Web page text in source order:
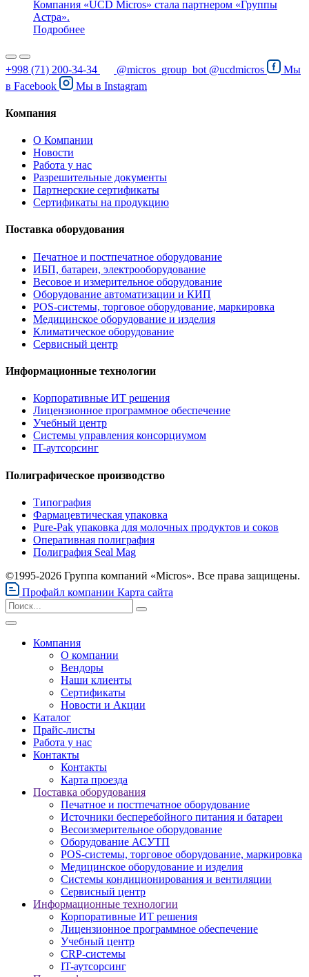
Компания «UCD Micros» стала партнером «Группы
Астра».
Подробнее
+998 (71) 200-34-34 @micros_group_bot @ucdmicros
Мы
в Facebook Мы в Instagram
Компания
О Компании
Новости
Работа у нас
Разрешительные документы
Партнерские сертификаты
Сертификаты на продукцию
Поставка оборудования
Печатное и постпечатное оборудование
ИБП, батареи, электрооборудование
Весовое и измерительное оборудование
Оборудование автоматизации и КИП
POS-системы, торговое оборудование, маркировка
Медицинское оборудование и изделия
Климатическое оборудование
Сервисный центр
Информационные технологии
Корпоративные ИТ решения
Лицензионное программное обеспечение
Учебный центр
Системы управления консорциумом
IT-аутсорсинг
Полиграфическое производство
Типография
Фармацевтическая упаковка
Pure-Pak упаковка для молочных продуктов и соков
Оперативная полиграфия
Полиграфия Seal Mag
©1995-2026 Группа компаний «Micros». Все права защищены.
Профайл компании Карта сайта
Компания
О компании
Вендоры
Наши клиенты
Сертификаты
Новости и Акции
Каталог
Прайс-листы
Работа у нас
Контакты
Контакты
Карта проезда
Поставка оборудования
Печатное и постпечатное оборудование
Источники бесперебойного питания и батареи
Весоизмерительное оборудование
Оборудование АСУТП
POS-системы, торговое оборудование, маркировка
Медицинское оборудование и изделия
Системы кондиционирования и вентиляции
Сервисный центр
Информационные технологии
Корпоративные ИТ решения
Лицензионное программное обеспечение
Учебный центр
CRP-системы
IT-аутсорсинг